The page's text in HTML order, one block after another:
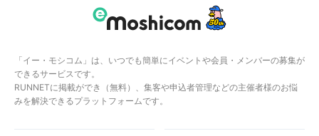
「イー・モシコム」は、いつでも簡単にイベントや会員・メンバーの募集が
できるサービスです。
RUNNETに掲載ができ（無料）、集客や申込者管理などの主催者様のお悩
みを解決できるプラットフォームです。